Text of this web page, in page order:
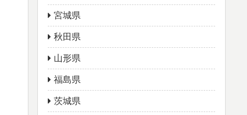
宮城県
秋田県
山形県
福島県
茨城県